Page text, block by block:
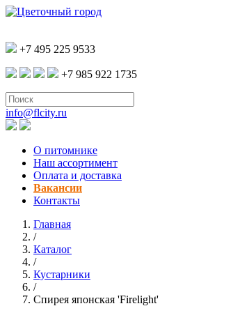
+7 495 225 9533
+7 985 922 1735
info@flcity.ru
О питомнике
Наш ассортимент
Оплата и доставка
Вакансии
Контакты
Главная
/
Каталог
/
Кустарники
/
Спирея японская 'Firelight'